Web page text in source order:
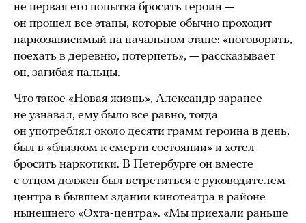
не первая его попытка бросить героин —
он прошел все этапы, которые обычно проходит
наркозависимый на начальном этапе: «поговорить,
поехать в деревню, потерпеть», — рассказывает
он, загибая пальцы.
Что такое «Новая жизнь», Александр заранее
не узнавал, ему было все равно, тогда
он употреблял около десяти грамм героина в день,
был в «близком к смерти состоянии» и хотел
бросить наркотики. В Петербурге он вместе
с отцом должен был встретиться с руководителем
центра в бывшем здании кинотеатра в районе
нынешнего «Охта-центра». «Мы приехали раньше